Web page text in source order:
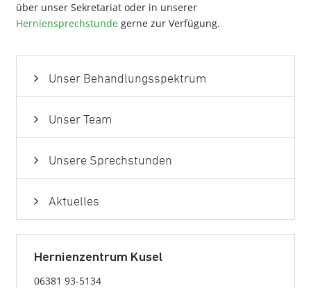
über unser Sekretariat oder in unserer
Herniensprechstunde gerne zur Verfügung.
Unser Behandlungsspektrum
Unser Team
Unsere Sprechstunden
Aktuelles
Hernienzentrum Kusel
06381 93-5134